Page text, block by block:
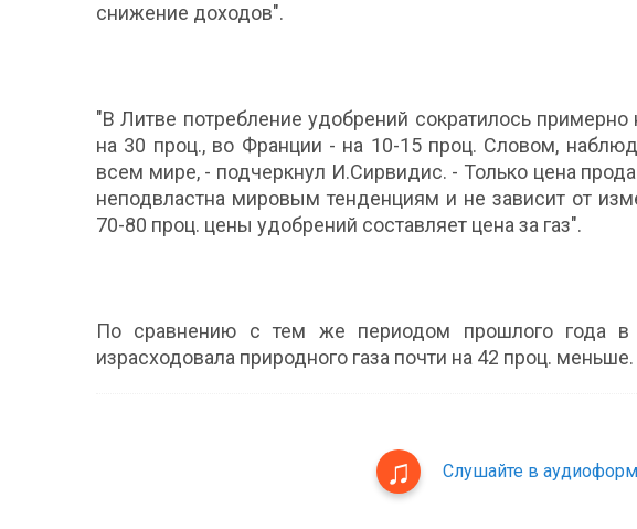
снижение доходов".
"В Литве потребление удобрений сократилось
на 30 проц., во Франции - на 10-15 проц. Словом,
всем мире, - подчеркнул И.Сирвидис. - Только цена
неподвластна мировым тенденциям и не зависит от
70-80 проц. цены удобрений составляет цена за газ".
По сравнению с тем же периодом прошлого года в
израсходовала природного газа почти на 42 проц. меньше.
Слушайте в